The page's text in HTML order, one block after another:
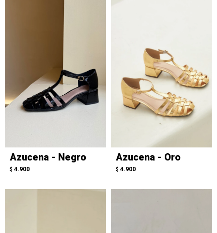
Azucena - Negro
$ 4.900
Azucena - Oro
$ 4.900